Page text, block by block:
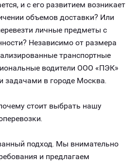
и с его развитием возникает
объемов доставки? Или
личные предметы с
Независимо от размера
транспортные
водители ООО «ПЭК»
задачами в городе Москва.
стоит выбрать нашу
подход. Мы внимательно
и предлагаем